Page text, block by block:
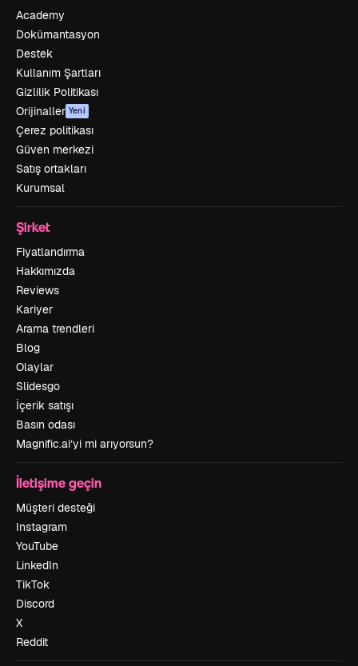
Academy
Dokümantasyon
Destek
Kullanım Şartları
Gizlilik Politikası
Orijinaller Yeni
Çerez politikası
Güven merkezi
Satış ortakları
Kurumsal
Şirket
Fiyatlandırma
Hakkımızda
Reviews
Kariyer
Arama trendleri
Blog
Olaylar
Slidesgo
İçerik satışı
Basın odası
Magnific.ai’yi mi arıyorsun?
İletişime geçin
Müşteri desteği
Instagram
YouTube
LinkedIn
TikTok
Discord
X
Reddit